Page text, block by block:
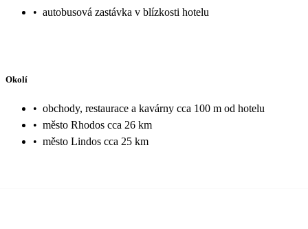
• autobusová zastávka v blízkosti hotelu
Okolí
• obchody, restaurace a kavárny cca 100 m od hotelu
• město Rhodos cca 26 km
• město Lindos cca 25 km